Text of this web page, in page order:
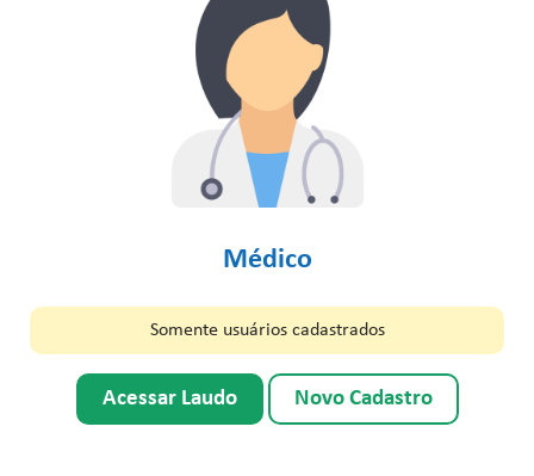
Médico
Somente usuários cadastrados
Acessar Laudo Novo Cadastro